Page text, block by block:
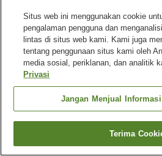
Luar biasa Ulasan:93
Fasilitas properti
Wi-Fi
Parkir gratis
Beranda Jepang Oita Kota
Cari kamar
Situs web ini menggunakan cookie
pengalaman pengguna dan
lintas di situs web kami. Kami juga
tentang penggunaan situs kami oleh
media sosial, periklanan, dan analitik
Privasi
Jangan Menjual
Terima